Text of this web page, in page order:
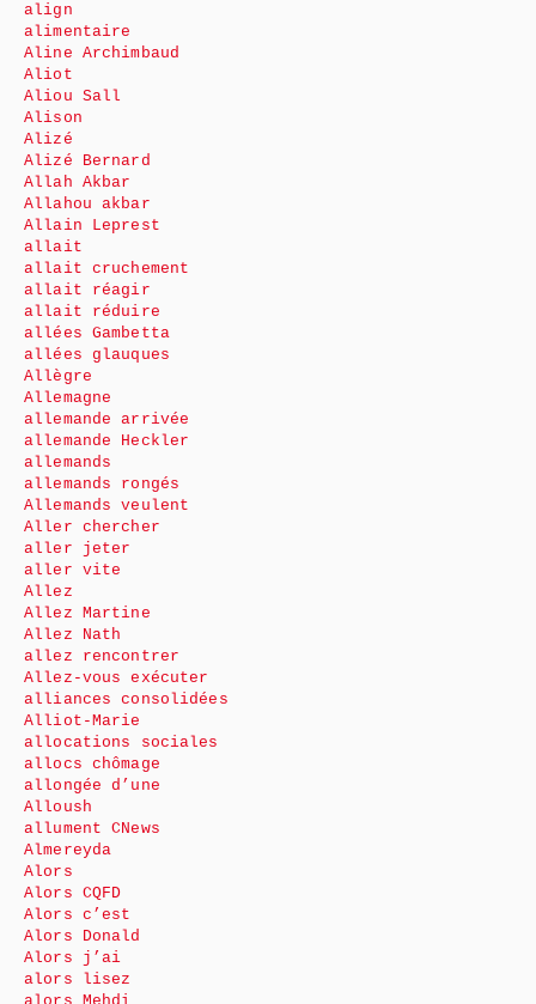
align
alimentaire
Aline Archimbaud
Aliot
Aliou Sall
Alison
Alizé
Alizé Bernard
Allah Akbar
Allahou akbar
Allain Leprest
allait
allait cruchement
allait réagir
allait réduire
allées Gambetta
allées glauques
Allègre
Allemagne
allemande arrivée
allemande Heckler
allemands
allemands rongés
Allemands veulent
Aller chercher
aller jeter
aller vite
Allez
Allez Martine
Allez Nath
allez rencontrer
Allez-vous exécuter
alliances consolidées
Alliot-Marie
allocations sociales
allocs chômage
allongée d’une
Alloush
allument CNews
Almereyda
Alors
Alors CQFD
Alors c’est
Alors Donald
Alors j’ai
alors lisez